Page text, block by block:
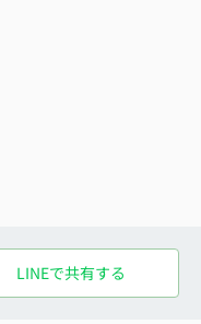
LINEで共有する